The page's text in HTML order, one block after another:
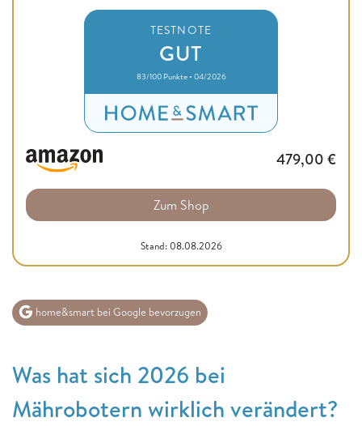
TESTNOTE
GUT
83/100 Punkte • 04/2026
479,00 €
Zum Shop
Stand: 08.08.2026
home&smart bei Google bevorzugen
Was hat sich 2026 bei
Mährobotern wirklich verändert?